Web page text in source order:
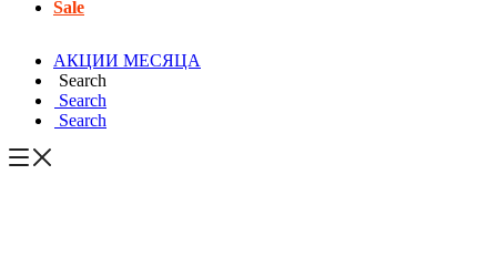
Sale
АКЦИИ МЕСЯЦА
Search
Search
Search